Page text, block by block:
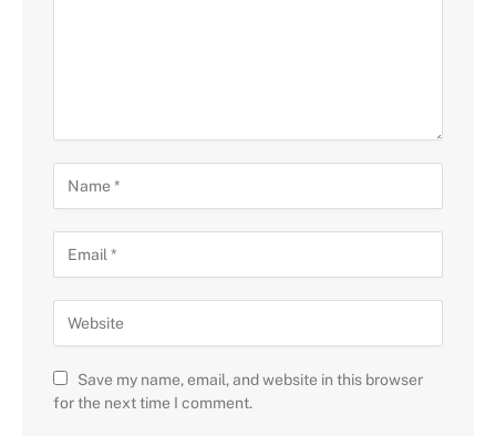
Save my name, email, and website in this browser
for the next time I comment.